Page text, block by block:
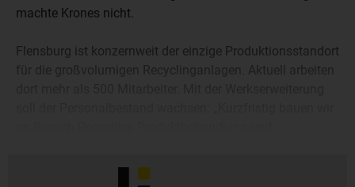
machte Krones nicht.
Flensburg ist konzernweit der einzige Produktionsstandort
für die großvolumigen Recyclinganlagen. Aktuell arbeiten
weitere dazukommen“, erklärte Werksleiter Jan Münzer.